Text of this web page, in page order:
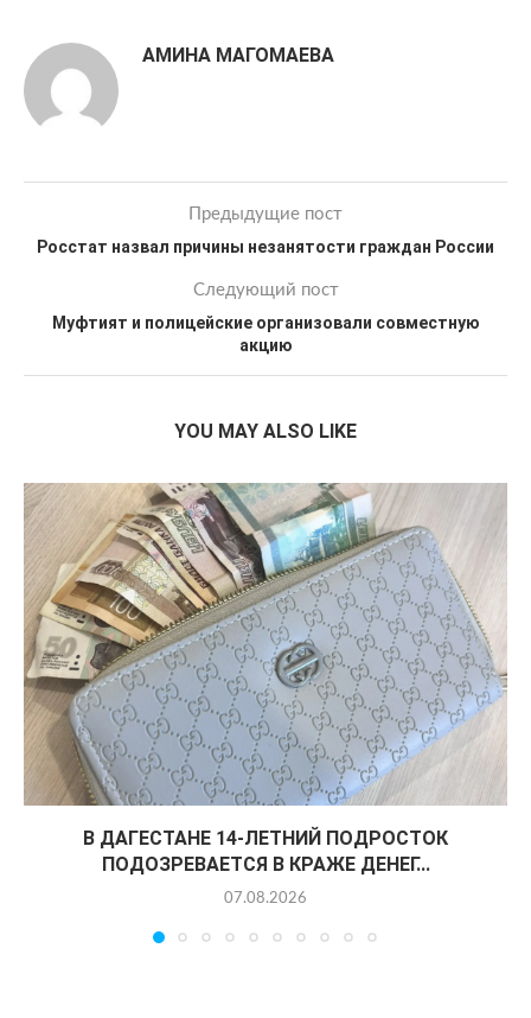
АМИНА МАГОМАЕВА
Предыдущие пост
Росстат назвал причины незанятости граждан России
Следующий пост
Муфтият и полицейские организовали совместную
акцию
YOU MAY ALSO LIKE
В ДАГЕСТАНЕ 14-ЛЕТНИЙ ПОДРОСТОК
ПОДОЗРЕВАЕТСЯ В КРАЖЕ ДЕНЕГ...
07.08.2026